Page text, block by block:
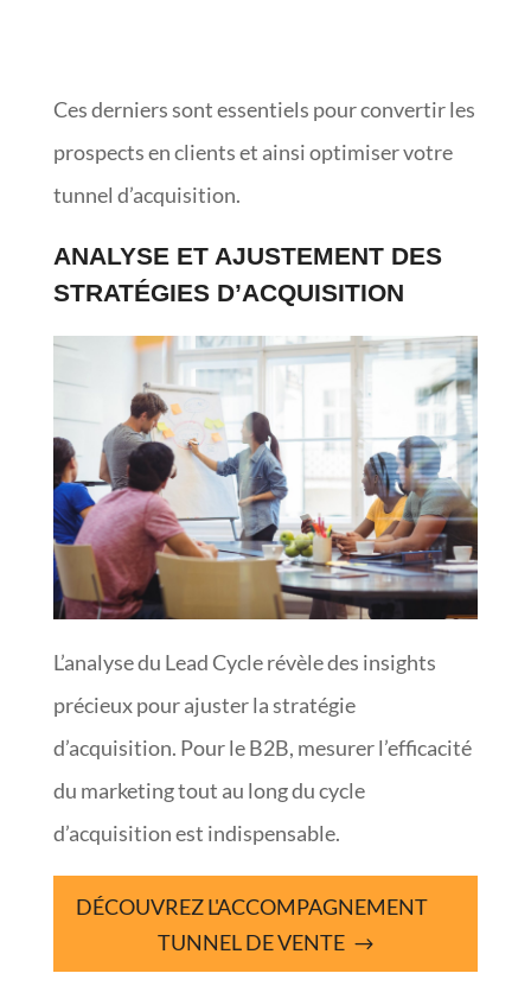
Ces derniers sont essentiels pour convertir les
prospects en clients et ainsi optimiser votre
tunnel d’acquisition.
ANALYSE ET AJUSTEMENT DES
STRATÉGIES D’ACQUISITION
L’analyse du Lead Cycle révèle des insights
précieux pour ajuster la stratégie
d’acquisition. Pour le B2B, mesurer l’efficacité
du marketing tout au long du cycle
d’acquisition est indispensable.
DÉCOUVREZ L'ACCOMPAGNEMENT
TUNNEL DE VENTE